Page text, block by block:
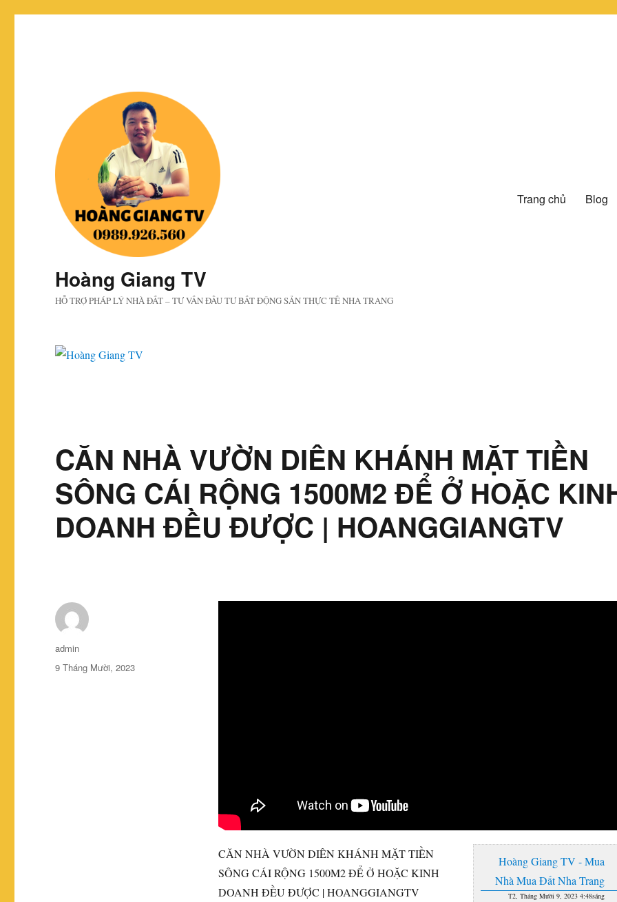
Hoàng Giang TV
HỖ TRỢ PHÁP LÝ NHÀ ĐẤT – TƯ VẤN ĐẦU TƯ BẤT ĐỘNG SẢN THỰC TẾ NHA TRANG
Trang chủ Blog
CĂN NHÀ VƯỜN DIÊN KHÁNH MẶT TIỀN
SÔNG CÁI RỘNG 1500M2 ĐỂ Ở HOẶC
DOANH ĐỀU ĐƯỢC | HOANGGIANGTV
Hoàng Giang TV - Mua
Nhà Mua Đất Nha Trang
T2, Tháng Mười 9, 2023 4:48sáng
CĂN NHÀ VƯỜN DIÊN KHÁNH MẶT TIỀN
SÔNG CÁI RỘNG 1500M2 ĐỂ Ở HOẶC KINH
DOANH ĐỀU ĐƯỢC | HOANGGIANGTV
Tác
giả
admin
Đăng
9 Tháng Mười, 2023